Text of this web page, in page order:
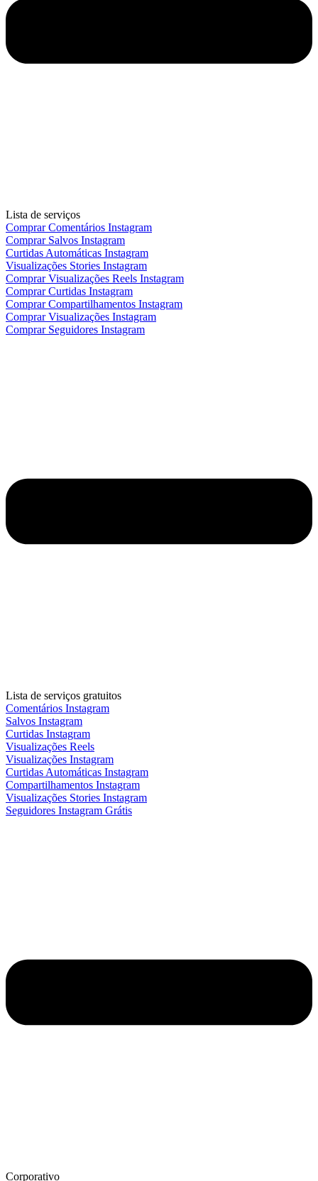
Lista de serviços
Comprar Comentários Instagram
Comprar Salvos Instagram
Curtidas Automáticas Instagram
Visualizações Stories Instagram
Comprar Visualizações Reels Instagram
Comprar Curtidas Instagram
Comprar Compartilhamentos Instagram
Comprar Visualizações Instagram
Comprar Seguidores Instagram
Lista de serviços gratuitos
Comentários Instagram
Salvos Instagram
Curtidas Instagram
Visualizações Reels
Visualizações Instagram
Curtidas Automáticas Instagram
Compartilhamentos Instagram
Visualizações Stories Instagram
Seguidores Instagram Grátis
Corporativo